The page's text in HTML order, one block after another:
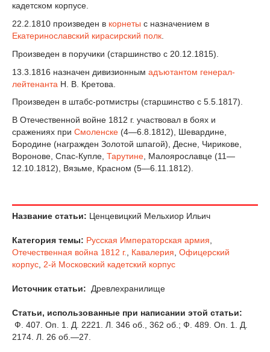
кадетском корпусе.
22.2.1810 произведен в корнеты с назначением в
Екатеринославский кирасирский полк
Произведен в поручики (старшинство с 20.12.1815).
13.3.1816 назначен дивизионным адъютантом генерал-
лейтенанта Н. В. Кретова.
Произведен в штабс-ротмистры (старшинство с 5.5.1817).
В Отечественной войне 1812 г. участвовал в боях и
сражениях при Смоленске (4—6.8.1812), Шевардине,
Бородине (награжден Золотой шпагой), Десне, Чирикове,
Воронове, Спас-Купле, Тарутине , Малоярославце (11—
12.10.1812), Вязьме, Красном (5—6.11.1812).
Название статьи: Ценцевицкий Мельхиор Ильич
Категория темы: Русская Императорская армия
Отечественная война 1812 г.
Кавалерия Офицерский
корпус 2-й Московский кадетский корпус
Источник статьи: Древлехранилище
Статьи, использованные при написании этой статьи:
Ф. 407. Оп. 1. Д. 2221. Л. 346 об., 362 об.; Ф. 489. Оп. 1. Д.
2174. Л. 26 об.—27.